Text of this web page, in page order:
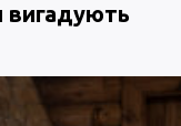
вигадують